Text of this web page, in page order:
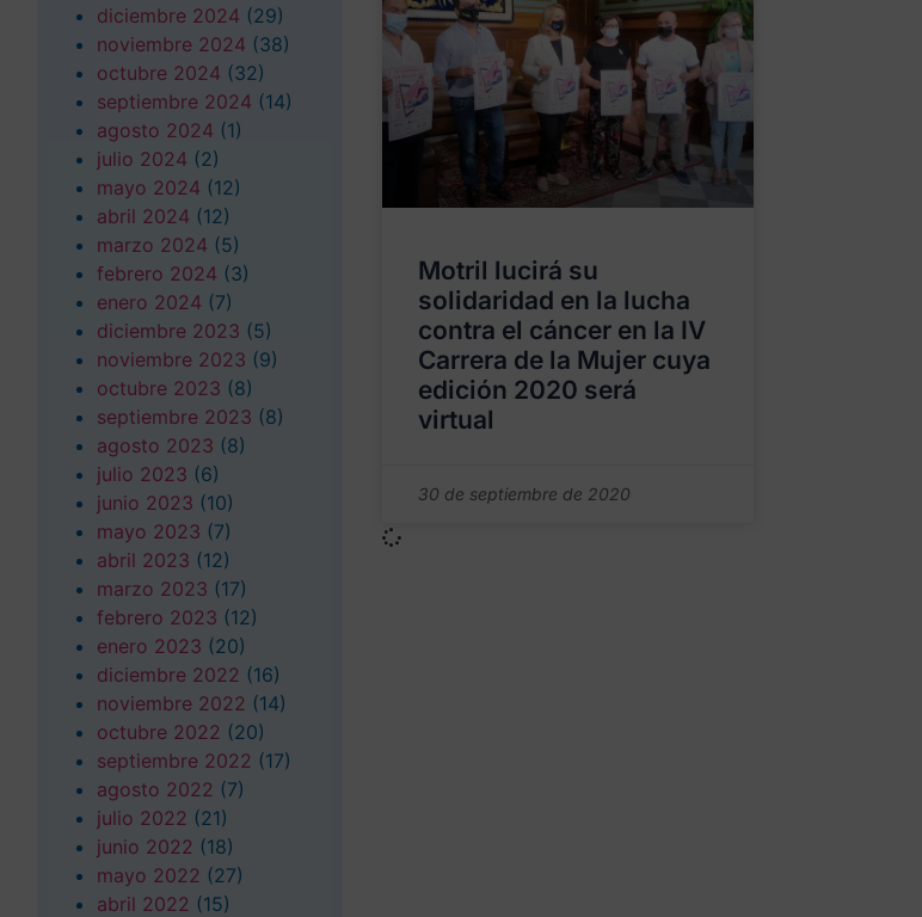
diciembre 2024 (29)
noviembre 2024 (38)
octubre 2024 (32)
septiembre 2024 (14)
agosto 2024 (1)
julio 2024 (2)
mayo 2024 (12)
abril 2024 (12)
marzo 2024 (5)
febrero 2024 (3)
enero 2024 (7)
diciembre 2023 (5)
noviembre 2023 (9)
octubre 2023 (8)
septiembre 2023 (8)
agosto 2023 (8)
julio 2023 (6)
junio 2023 (10)
mayo 2023 (7)
abril 2023 (12)
marzo 2023 (17)
febrero 2023 (12)
enero 2023 (20)
diciembre 2022 (16)
noviembre 2022 (14)
octubre 2022 (20)
septiembre 2022 (17)
agosto 2022 (7)
julio 2022 (21)
junio 2022 (18)
mayo 2022 (27)
abril 2022 (15)
Motril lucirá su
solidaridad en la lucha
contra el cáncer en la IV
Carrera de la Mujer cuya
edición 2020 será
virtual
30 de septiembre de 2020